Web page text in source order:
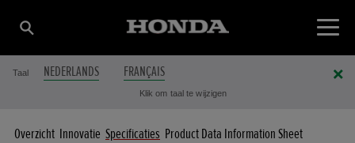
Taal NEDERLANDS FRANÇAIS
Klik om taal te wijzigen
Overzicht Innovatie Specificaties Product Data Information Sheet